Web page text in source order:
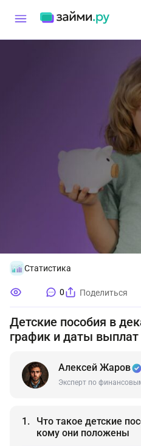
Статистика
0 Поделиться
Детские пособия в
график и даты выплат
Алексей Жаров
Эксперт по
Что такое детские
кому они положены